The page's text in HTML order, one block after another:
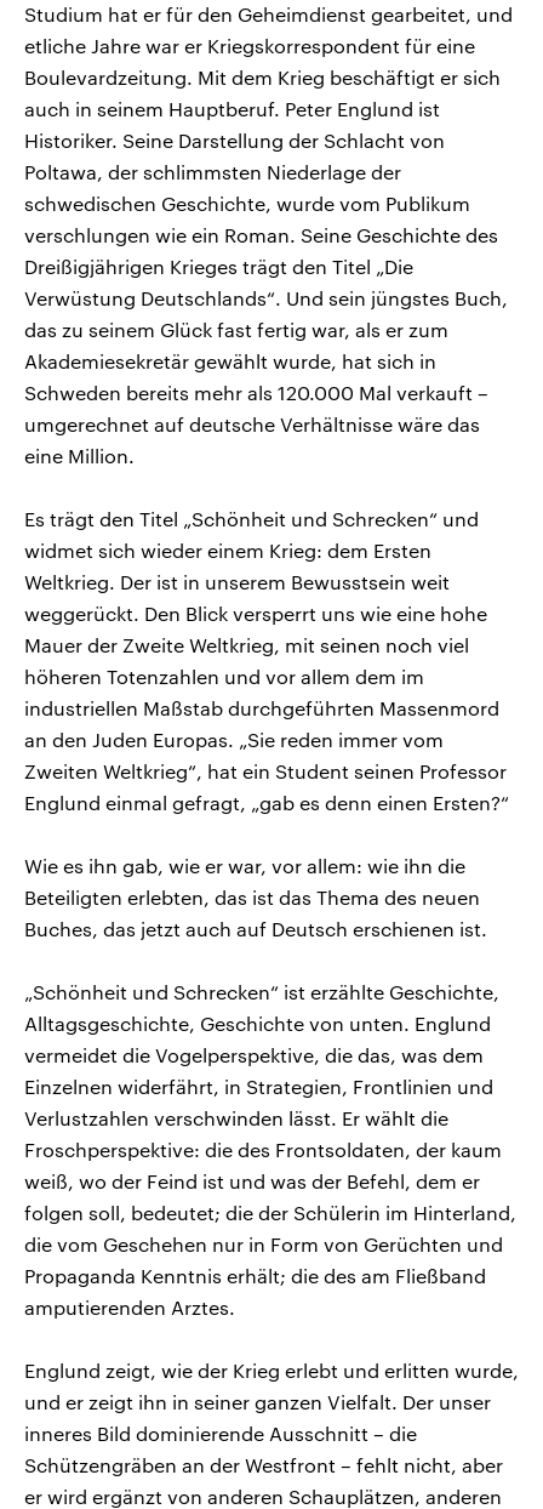
Studium hat er für den Geheimdienst gearbeitet, und
etliche Jahre war er Kriegskorrespondent für eine
Boulevardzeitung. Mit dem Krieg beschäftigt er sich
auch in seinem Hauptberuf. Peter Englund ist
Historiker. Seine Darstellung der Schlacht von
Poltawa, der schlimmsten Niederlage der
schwedischen Geschichte, wurde vom Publikum
verschlungen wie ein Roman. Seine Geschichte des
Dreißigjährigen Krieges trägt den Titel „Die
Verwüstung Deutschlands“. Und sein jüngstes Buch,
das zu seinem Glück fast fertig war, als er zum
Akademiesekretär gewählt wurde, hat sich in
Schweden bereits mehr als 120.000 Mal verkauft –
umgerechnet auf deutsche Verhältnisse wäre das
eine Million.
Es trägt den Titel „Schönheit und Schrecken“ und
widmet sich wieder einem Krieg: dem Ersten
Weltkrieg. Der ist in unserem Bewusstsein weit
weggerückt. Den Blick versperrt uns wie eine hohe
Mauer der Zweite Weltkrieg, mit seinen noch viel
höheren Totenzahlen und vor allem dem im
industriellen Maßstab durchgeführten Massenmord
an den Juden Europas. „Sie reden immer vom
Zweiten Weltkrieg“, hat ein Student seinen Professor
Englund einmal gefragt, „gab es denn einen Ersten?“
Wie es ihn gab, wie er war, vor allem: wie ihn die
Beteiligten erlebten, das ist das Thema des neuen
Buches, das jetzt auch auf Deutsch erschienen ist.
„Schönheit und Schrecken“ ist erzählte Geschichte,
Alltagsgeschichte, Geschichte von unten. Englund
vermeidet die Vogelperspektive, die das, was dem
Einzelnen widerfährt, in Strategien, Frontlinien und
Verlustzahlen verschwinden lässt. Er wählt die
Froschperspektive: die des Frontsoldaten, der kaum
weiß, wo der Feind ist und was der Befehl, dem er
folgen soll, bedeutet; die der Schülerin im Hinterland,
die vom Geschehen nur in Form von Gerüchten und
Propaganda Kenntnis erhält; die des am Fließband
amputierenden Arztes.
Englund zeigt, wie der Krieg erlebt und erlitten wurde,
und er zeigt ihn in seiner ganzen Vielfalt. Der unser
inneres Bild dominierende Ausschnitt – die
Schützengräben an der Westfront – fehlt nicht, aber
er wird ergänzt von anderen Schauplätzen, anderen